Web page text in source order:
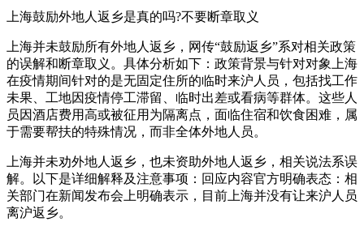
上海鼓励外地人返乡是真的吗?不要断章取义
上海并未鼓励所有外地人返乡，网传“鼓励返乡”系对相关政策
的误解和断章取义。具体分析如下：政策背景与针对对象上海
在疫情期间针对的是无固定住所的临时来沪人员，包括找工作
未果、工地因疫情停工滞留、临时出差或看病等群体。这些人
员因酒店费用高或被征用为隔离点，面临住宿和饮食困难，属
于需要帮扶的特殊情况，而非全体外地人员。
上海并未劝外地人返乡，也未资助外地人返乡，相关说法系误
解。以下是详细解释及注意事项：回应内容官方明确表态：相
关部门在新闻发布会上明确表示，目前上海并没有让来沪人员
离沪返乡。